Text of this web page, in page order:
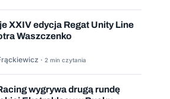
XXIV edycja Regat Unity Line
Waszczenko
· 2 min czytania
wygrywa drugą rundę